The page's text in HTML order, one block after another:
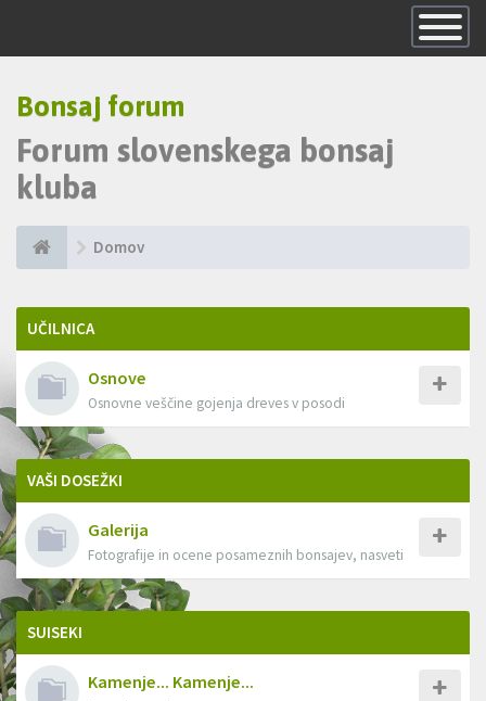
Skrij
navigacijo
Bonsaj forum
Forum slovenskega bonsaj
kluba
Domov
UČILNICA
Osnove
Osnovne veščine gojenja dreves v posodi
VAŠI DOSEŽKI
Galerija
Fotografije in ocene posameznih bonsajev, nasveti
SUISEKI
Kamenje... Kamenje...